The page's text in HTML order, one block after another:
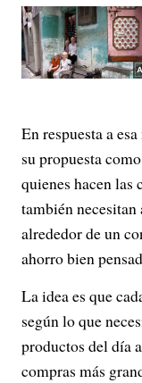
En respuesta a
su propuesta
quienes hacen las
también necesitan
alrededor de un
ahorro bien
La idea es que
según lo que
productos del día
compras más